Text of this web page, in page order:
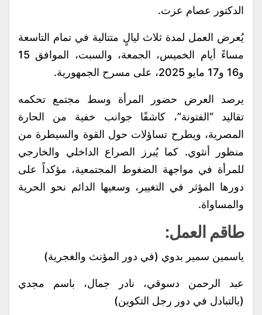
الدكتور عصام عزت.
يُعرض العمل لمدة ثلاث ليالٍ متتالية في تمام التاسعة
مساءً أيام الخميس، الجمعة، والسبت، الموافق 15
و16 و17 مايو 2025، على مسرح الجمهورية.
يرصد العرض حضور المرأة وسط مجتمع تحكمه
تقاليد “الفتونة”، كاشفًا جوانب خفية من الحارة
المصرية، ويطرح تساؤلات حول القوة والسيطرة من
منظور أنثوي. كما يُبرز الصراع الداخلي والخارجي
للمرأة في مواجهة الضغوط المجتمعية، مؤكداً على
دورها المؤثر في التغيير، وسعيها الدائم نحو الحرية
والمساواة.
طاقم العمل:
ياسمين سمير بدوي (في دور المؤنث والغجرية)
عبد الرحمن دسوقي، نادر جمال، باسم مجدي
(بالتبادل في دور رجل التكوين)